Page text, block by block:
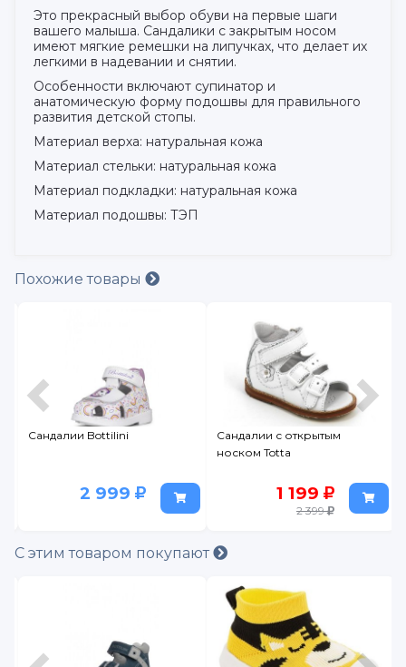
Это прекрасный выбор обуви на первые шаги
вашего малыша. Сандалики с закрытым носом
имеют мягкие ремешки на липучках, что делает их
легкими в надевании и снятии.
Особенности включают супинатор и
анатомическую форму подошвы для правильного
развития детской стопы.
Материал верха: натуральная кожа
Материал стельки: натуральная кожа
Материал подкладки: натуральная кожа
Материал подошвы: ТЭП
Похожие товары
Сандалии Bottilini
2 999
Сандалии с открытым
носком Totta
1 199
2 399
С этим товаром покупают